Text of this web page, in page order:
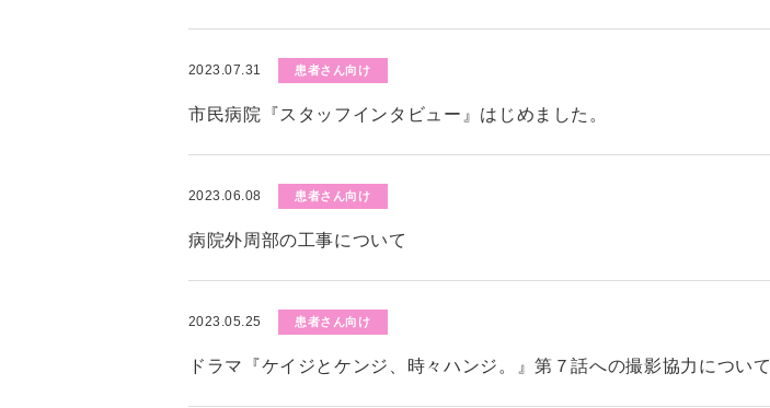
2023.07.31 患者さん向け
市民病院『スタッフインタビュー』はじめました。
2023.06.08 患者さん向け
病院外周部の工事について
2023.05.25 患者さん向け
ドラマ『ケイジとケンジ、時々ハンジ。』第７話への撮影協力について